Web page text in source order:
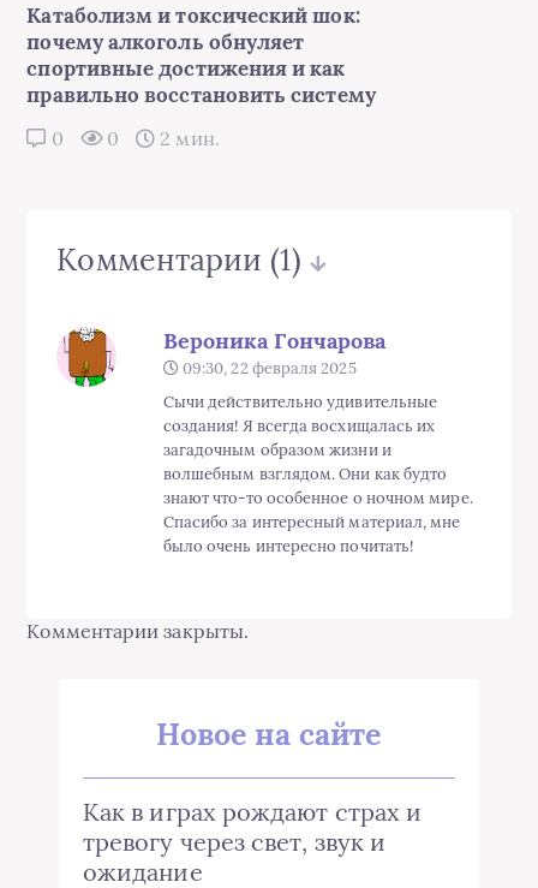
Катаболизм и токсический шок:
почему алкоголь обнуляет
спортивные достижения и как
правильно восстановить систему
0 0 2 мин.
Комментарии (1)
Вероника Гончарова
09:30, 22 февраля 2025
Сычи действительно удивительные
создания! Я всегда восхищалась их
загадочным образом жизни и
волшебным взглядом. Они как будто
знают что-то особенное о ночном мире.
Спасибо за интересный материал, мне
было очень интересно почитать!
Комментарии закрыты.
Новое на сайте
Как в играх рождают страх и
тревогу через свет, звук и
ожидание